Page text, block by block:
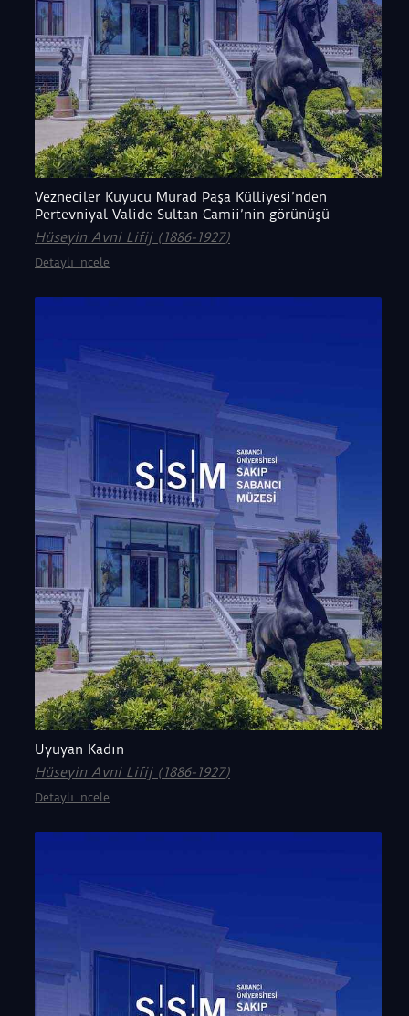
Vezneciler Kuyucu Murad Paşa Külliyesi’nden
Pertevniyal Valide Sultan Camii’nin görünüşü
Hüseyin Avni Lifij (1886-1927)
Detaylı İncele
Uyuyan Kadın
Hüseyin Avni Lifij (1886-1927)
Detaylı İncele